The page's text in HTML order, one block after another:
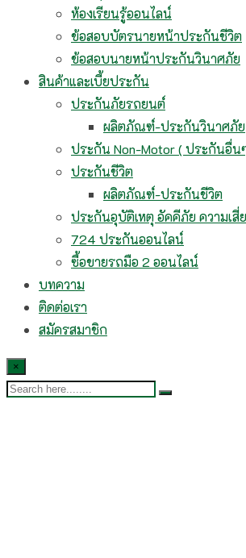
ห้องเรียนรู้ออนไลน์
ข้อสอบบัตรนายหน้าประกันชีวิต
ข้อสอบนายหน้าประกันวินาศภัย
สินค้าและเบี้ยประกัน
ประกันภัยรถยนต์
ผลิตภัณฑ์-ประกันวินาศภัย
ประกัน Non-Motor ( ประกันอื่น
ประกันชีวิต
ผลิตภัณฑ์-ประกันชีวิต
ประกันอุบัติเหตุ อัคคีภัย ความเสี่
724 ประกันออนไลน์
ซื้อขายรถมือ 2 ออนไลน์
บทความ
ติดต่อเรา
สมัครสมาชิก
×